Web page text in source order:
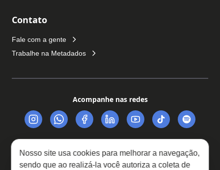
Nosso site usa cookies para melhorar a navegação,
sendo que ao realizá-la você autoriza a coleta de
Contato
Fale com a gente
Trabalhe na Metadados
Acompanhe nas redes